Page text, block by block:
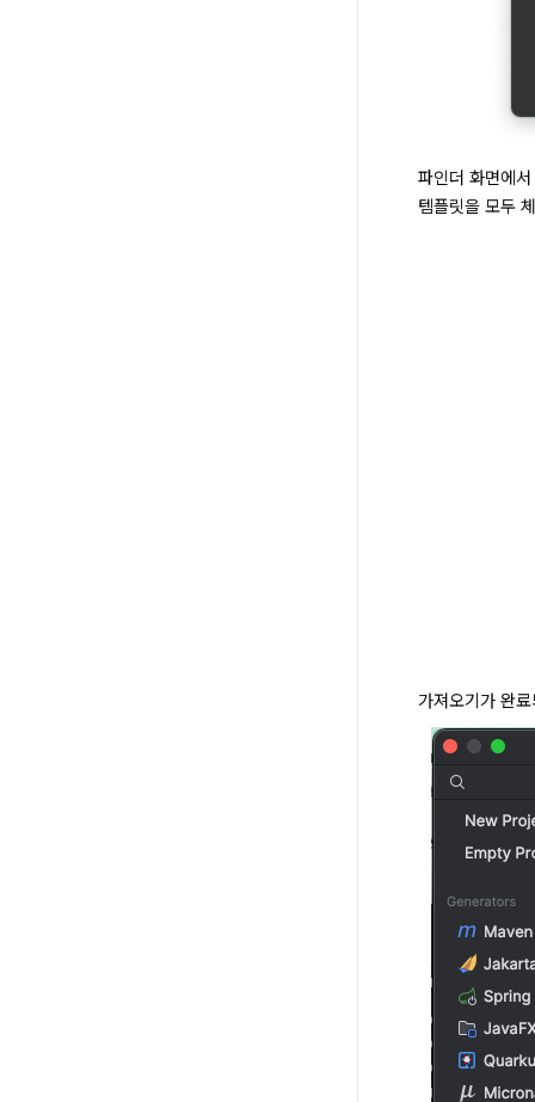
파인더 화면에
템플릿을 모두
가져오기가 완